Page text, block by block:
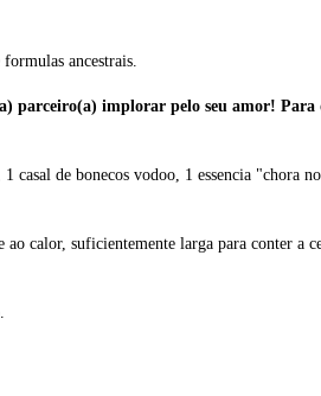
ancestrais.
parceiro(a) implorar pelo seu amor!
casal de bonecos vodoo, 1 essencia "chora
calor, suficientemente larga para conter a